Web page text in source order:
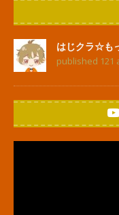
はじクラ☆も
published 121